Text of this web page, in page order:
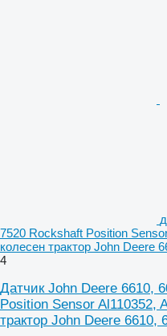
7520 Rockshaft Position
колесен трактор John Deere
4
Датчик John Deere 6610,
Position Sensor Al110352,
трактор John Deere 6610,